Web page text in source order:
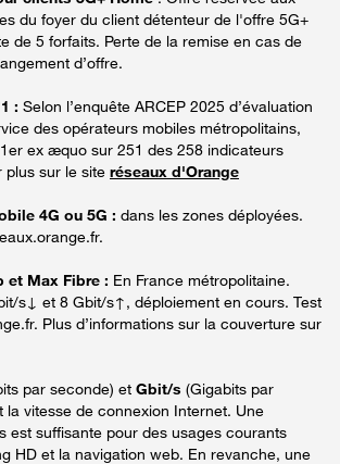
du foyer du client détenteur de l'offre 5G+
de 5 forfaits. Perte de la remise en cas de
d’offre.
: Selon l’enquête ARCEP 2025 d’évaluation
des opérateurs mobiles métropolitains,
ex æquo sur 251 des 258 indicateurs
plus sur le site réseaux d'Orange
4G ou 5G : dans les zones déployées.
et Max Fibre : En France métropolitaine.
s↓ et 8 Gbit/s↑, déploiement en cours. Test
Plus d’informations sur la couverture sur
par seconde) et Gbit/s (Gigabits par
la vitesse de connexion Internet. Une
est suffisante pour des usages courants
HD et la navigation web. En revanche, une